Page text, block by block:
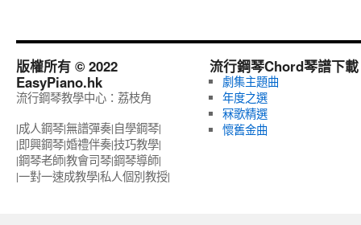
版權所有 © 2022
EasyPiano.hk
流行鋼琴教學中心：荔枝角
|成人鋼琴|無譜彈奏|自學鋼琴|
|即興鋼琴|婚禮伴奏|技巧教學|
|鋼琴老師|教會司琴|鋼琴導師|
|一對一速成教學|私人個別教授‎|
流行鋼琴Chord琴譜下載
劇集主題曲
年度之選
冧歌精選
懷舊金曲